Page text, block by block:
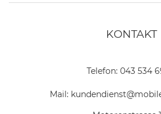
KONTAKT
Telefon: 043 534
Mail: